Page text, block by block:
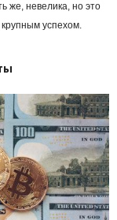
же, невелика, но это
успехом.